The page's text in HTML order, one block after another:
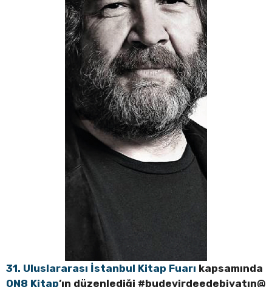
31. Uluslararası İstanbul Kitap Fuarı kapsamında
ON8 Kitap’ın düzenlediği #budevirdeedebiyatın@